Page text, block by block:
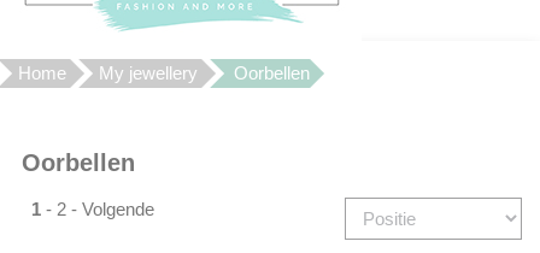
Home My jewellery Oorbellen
Oorbellen
1 - 2 - Volgende